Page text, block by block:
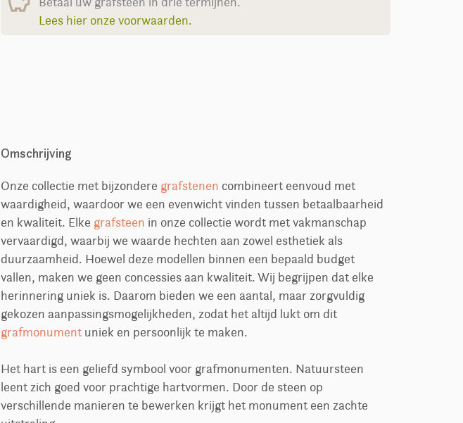
Lees hier onze voorwaarden.
Omschrijving
Onze collectie met bijzondere grafstenen combineert eenvoud met
waardigheid, waardoor we een evenwicht vinden tussen betaalbaarheid
en kwaliteit. Elke grafsteen in onze collectie wordt met vakmanschap
vervaardigd, waarbij we waarde hechten aan zowel esthetiek als
duurzaamheid. Hoewel deze modellen binnen een bepaald budget
vallen, maken we geen concessies aan kwaliteit. Wij begrijpen dat elke
herinnering uniek is. Daarom bieden we een aantal, maar zorgvuldig
gekozen aanpassingsmogelijkheden, zodat het altijd lukt om dit
grafmonument uniek en persoonlijk te maken.
Het hart is een geliefd symbool voor grafmonumenten. Natuursteen
leent zich goed voor prachtige hartvormen. Door de steen op
verschillende manieren te bewerken krijgt het monument een zachte